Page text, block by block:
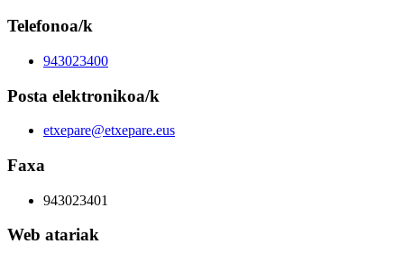
Telefonoa/k
943023400
Posta elektronikoa/k
etxepare@etxepare.eus
Faxa
943023401
Web atariak